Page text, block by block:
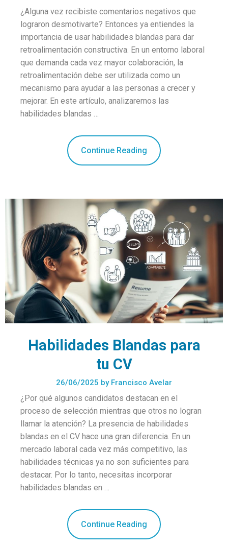
¿Alguna vez recibiste comentarios negativos que
lograron desmotivarte? Entonces ya entiendes la
importancia de usar habilidades blandas para dar
retroalimentación constructiva. En un entorno laboral
que demanda cada vez mayor colaboración, la
retroalimentación debe ser utilizada como un
mecanismo para ayudar a las personas a crecer y
mejorar. En este artículo, analizaremos las
habilidades blandas …
Continue Reading
Habilidades Blandas para
tu CV
26/06/2025 byFrancisco Avelar
¿Por qué algunos candidatos destacan en el
proceso de selección mientras que otros no logran
llamar la atención? La presencia de habilidades
blandas en el CV hace una gran diferencia. En un
mercado laboral cada vez más competitivo, las
habilidades técnicas ya no son suficientes para
destacar. Por lo tanto, necesitas incorporar
habilidades blandas en …
Continue Reading